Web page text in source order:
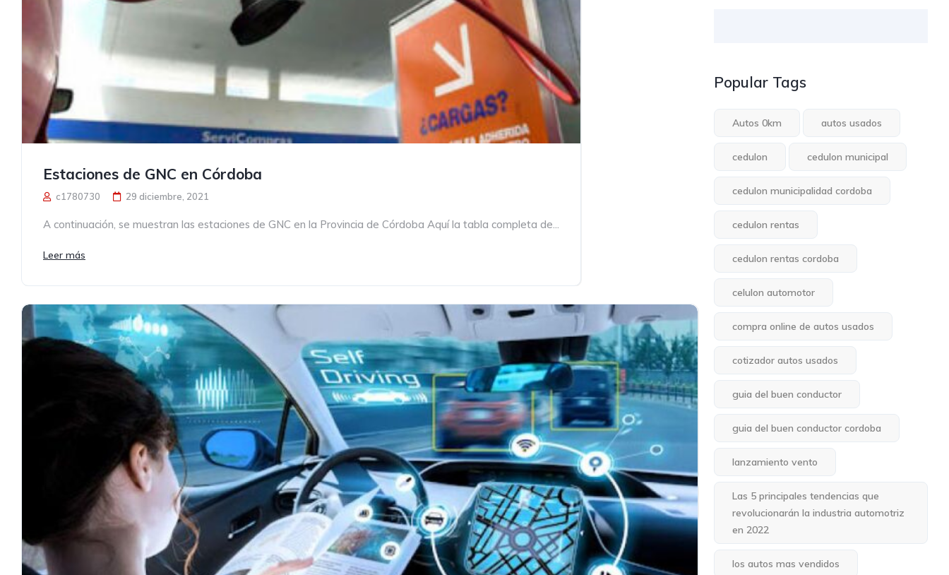
Estaciones de GNC en Córdoba
c1780730 29 diciembre, 2021
A continuación, se muestran las estaciones de GNC en la Provincia de Córdoba Aquí la tabla completa de...
Leer más
Popular Tags
Autos 0km autos usados
cedulon cedulon municipal
cedulon municipalidad cordoba
cedulon rentas
cedulon rentas cordoba
celulon automotor
compra online de autos usados
cotizador autos usados
guia del buen conductor
guia del buen conductor cordoba
lanzamiento vento
Las 5 principales tendencias que
revolucionarán la industria automotriz
en 2022
los autos mas vendidos